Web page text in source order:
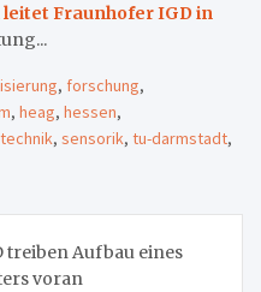
leitet Fraunhofer IGD in
, forschung,
, heag, hessen,
, sensorik, tu-darmstadt,
treiben Aufbau eines
voran